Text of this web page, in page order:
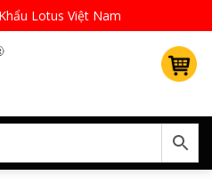
Lotus Việt Nam